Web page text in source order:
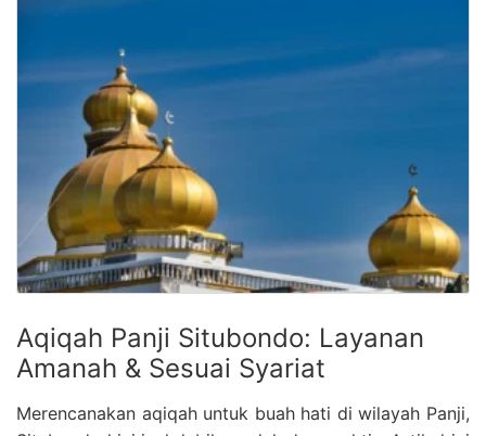
Aqiqah Panji Situbondo: Layanan
Amanah & Sesuai Syariat
Merencanakan aqiqah untuk buah hati di wilayah Panji,